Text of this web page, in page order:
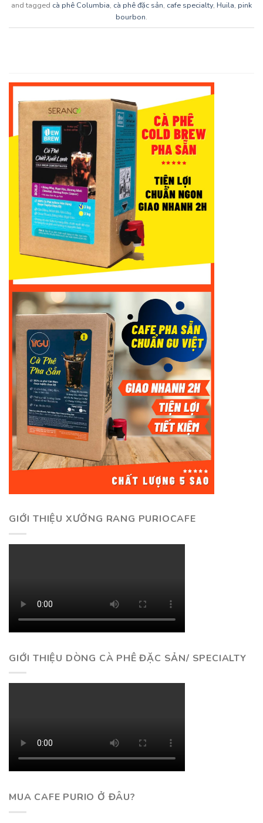
and tagged cà phê Columbia, cà phê đặc sản, cafe specialty, Huila, pink
bourbon.
GIỚI THIỆU XƯỞNG RANG PURIOCAFE
GIỚI THIỆU DÒNG CÀ PHÊ ĐẶC SẢN/ SPECIALTY
MUA CAFE PURIO Ở ĐÂU?